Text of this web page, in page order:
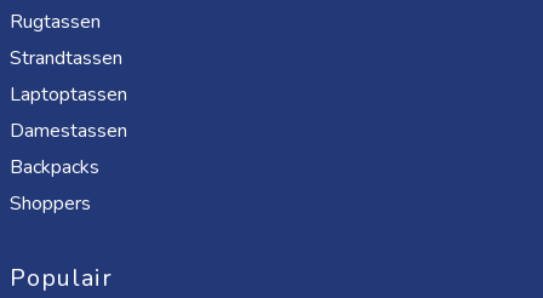
Rugtassen
Strandtassen
Laptoptassen
Damestassen
Backpacks
Shoppers
Populair